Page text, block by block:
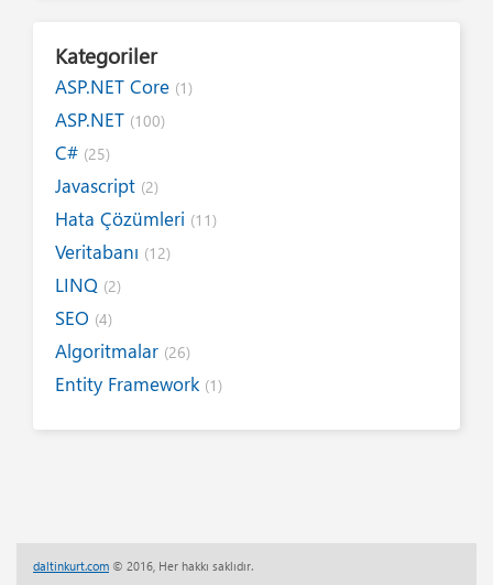
Kategoriler
ASP.NET Core (1)
ASP.NET (100)
C# (25)
Javascript (2)
Hata Çözümleri (11)
Veritabanı (12)
LINQ (2)
SEO (4)
Algoritmalar (26)
Entity Framework (1)
daltinkurt.com © 2016, Her hakkı saklıdır.